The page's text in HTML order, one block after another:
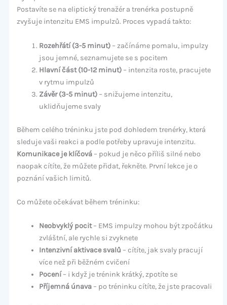
Postavíte se na eliptický trenažér a trenérka postupně
zvyšuje intenzitu EMS impulzů. Proces vypadá takto:
Rozehřátí (3-5 minut)– začínáme pomalu, impulzy
jsou jemné, seznamujete se s pocitem
Hlavní část (10-12 minut)– intenzita roste, pracujete
v rytmu impulzů
Závěr (3-5 minut)– snižujeme intenzitu,
uklidňujeme svaly
Během celého tréninku jste pod dohledem trenérky, která
sleduje vaši reakci a podle potřeby upravuje intenzitu.
Komunikace je klíčová– pokud je něco příliš silné nebo
naopak cítíte, že můžete přidat, řekněte. První lekce je o
poznání vašich limitů.
Co můžete očekávat během tréninku:
Neobvyklý pocit– EMS impulzy mohou být zpočátku
zvláštní, ale rychle si zvyknete
Intenzivní aktivace svalů – cítíte, jak svaly pracují
více než při běžném cvičení
Pocení– i když je trénink krátký, zpotíte se
Příjemná únava– po tréninku cítíte, že jste pracovali